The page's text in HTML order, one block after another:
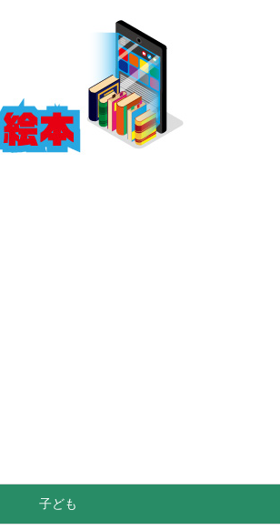
子ども